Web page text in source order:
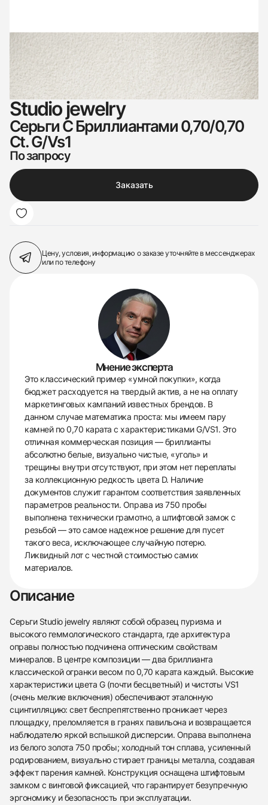
Studio jewelry
Серьги С Бриллиантами 0,70/0,70
Ct. G/Vs1
По запросу
Заказать
Цену, условия, информацию о заказеуточняйте в мессенджерах
или по телефону
Мнение эксперта
Это классический пример «умной покупки», когда
бюджет расходуется на твердый актив, а не на оплату
маркетинговых кампаний известных брендов. В
данном случае математика проста: мы имеем пару
камней по 0,70 карата с характеристиками G/VS1. Это
отличная коммерческая позиция — бриллианты
абсолютно белые, визуально чистые, «уголь» и
трещины внутри отсутствуют, при этом нет переплаты
за коллекционную редкость цвета D. Наличие
документов служит гарантом соответствия заявленных
параметров реальности. Оправа из 750 пробы
выполнена технически грамотно, а штифтовой замок с
резьбой — это самое надежное решение для пусет
такого веса, исключающее случайную потерю.
Ликвидный лот с честной стоимостью самих
материалов.
Описание
Серьги Studio jewelry являют собой образец пуризма и
высокого геммологического стандарта, где архитектура
оправы полностью подчинена оптическим свойствам
минералов. В центре композиции — два бриллианта
классической огранки весом по 0,70 карата каждый. Высокие
характеристики цвета G (почти бесцветный) и чистоты VS1
(очень мелкие включения) обеспечивают эталонную
сцинтилляцию: свет беспрепятственно проникает через
площадку, преломляется в гранях павильона и возвращается
наблюдателю яркой вспышкой дисперсии. Оправа выполнена
из белого золота 750 пробы; холодный тон сплава, усиленный
родированием, визуально стирает границы металла, создавая
эффект парения камней. Конструкция оснащена штифтовым
замком с винтовой фиксацией, что гарантирует безупречную
эргономику и безопасность при эксплуатации.